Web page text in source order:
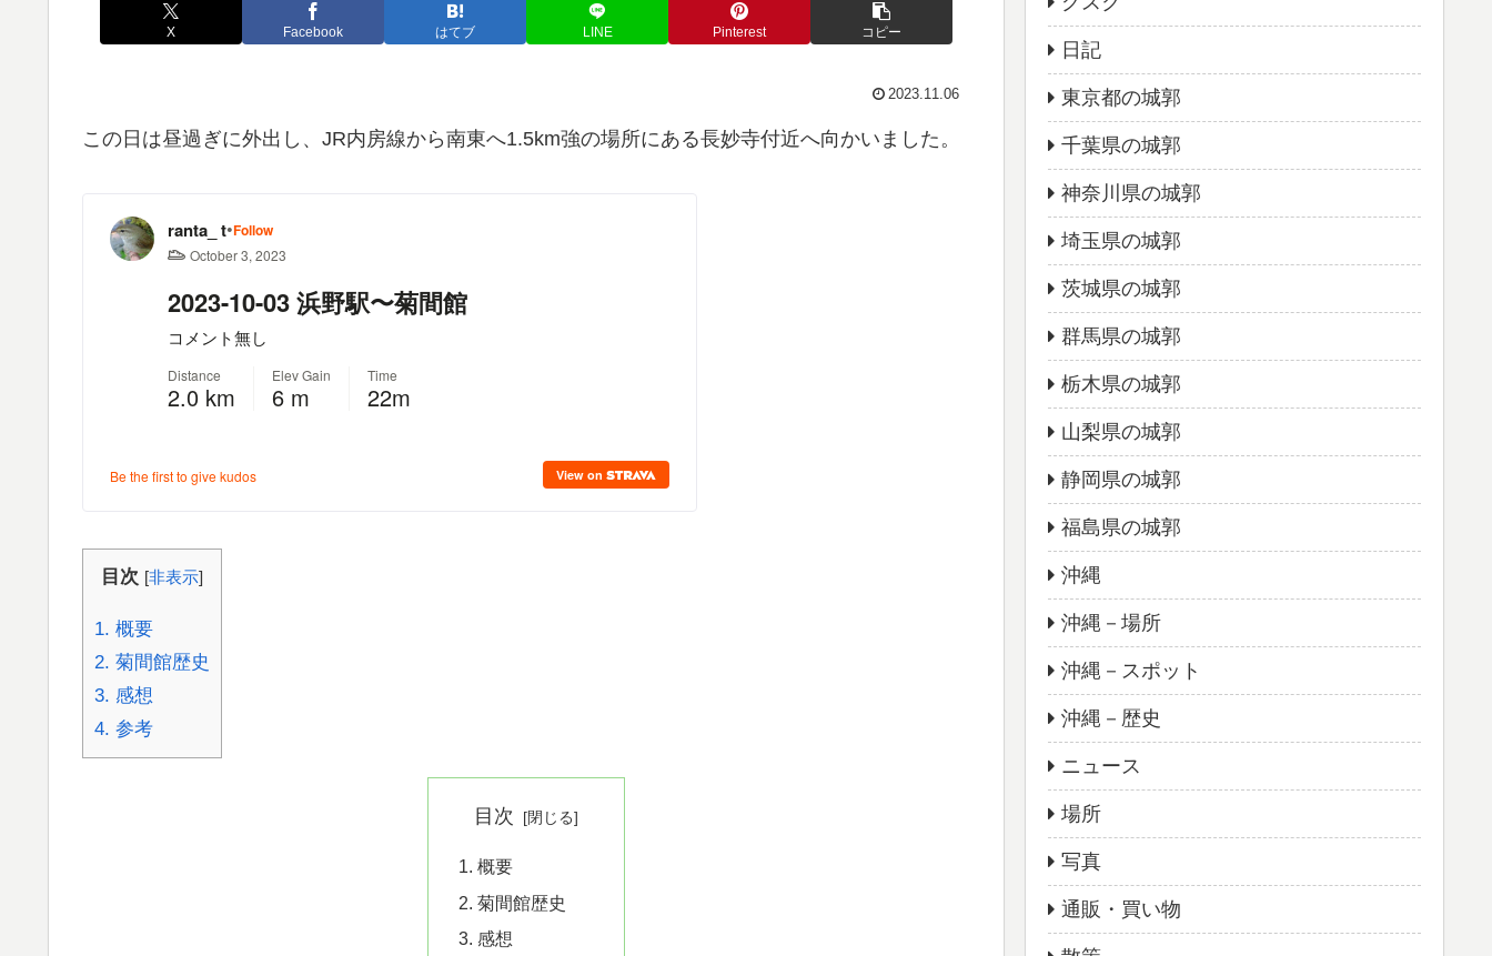
X Facebook はてブ LINE Pinterest コピー
2023.11.06
この日は昼過ぎに外出し、JR内房線から南東へ1.5km強の場所にある長妙寺付近へ向かいました。
目次 [非表示]
1. 概要
2. 菊間館歴史
3. 感想
4. 参考
目次
概要
菊間館歴史
感想
日記
東京都の城郭
千葉県の城郭
神奈川県の城郭
埼玉県の城郭
茨城県の城郭
群馬県の城郭
栃木県の城郭
山梨県の城郭
静岡県の城郭
福島県の城郭
沖縄
沖縄－場所
沖縄－スポット
沖縄－歴史
ニュース
場所
写真
通販・買い物